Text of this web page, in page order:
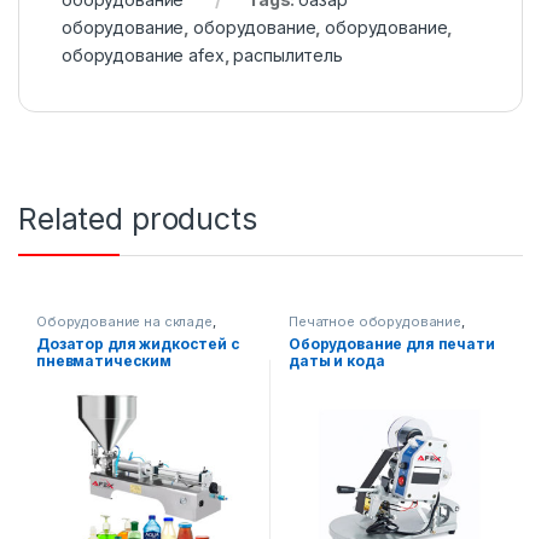
оборудование ,оборудование ,оборудование
оборудование afex ,распылитель
Related products
Оборудование на складе
Упаковочное оборудование
Диспенсерное оборудование
Дозатор для жидкостей с
пневматическим
Печатное оборудование
Оборудование на складе
Упаковочное оборудование
Оборудование для печати
даты и кода